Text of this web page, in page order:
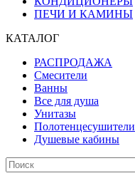
ПЕЧИ И КАМИНЫ
КАТАЛОГ
РАСПРОДАЖА
Смесители
Ванны
Все для душа
Унитазы
Полотенцесушители
Душевые кабины